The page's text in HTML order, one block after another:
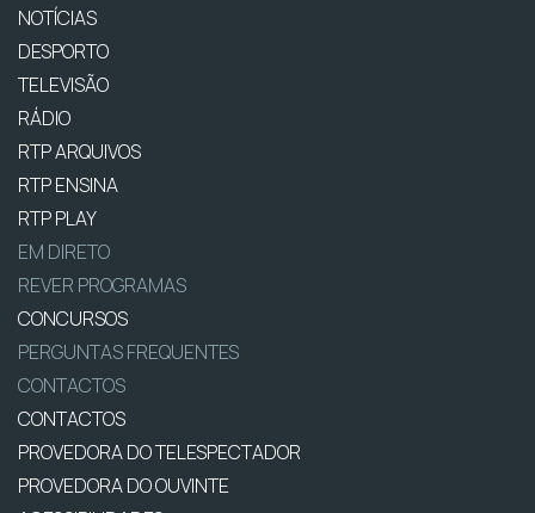
NOTÍCIAS
DESPORTO
TELEVISÃO
RÁDIO
RTP ARQUIVOS
RTP ENSINA
RTP PLAY
EM DIRETO
REVER PROGRAMAS
CONCURSOS
PERGUNTAS FREQUENTES
CONTACTOS
CONTACTOS
PROVEDORA DO TELESPECTADOR
PROVEDORA DO OUVINTE